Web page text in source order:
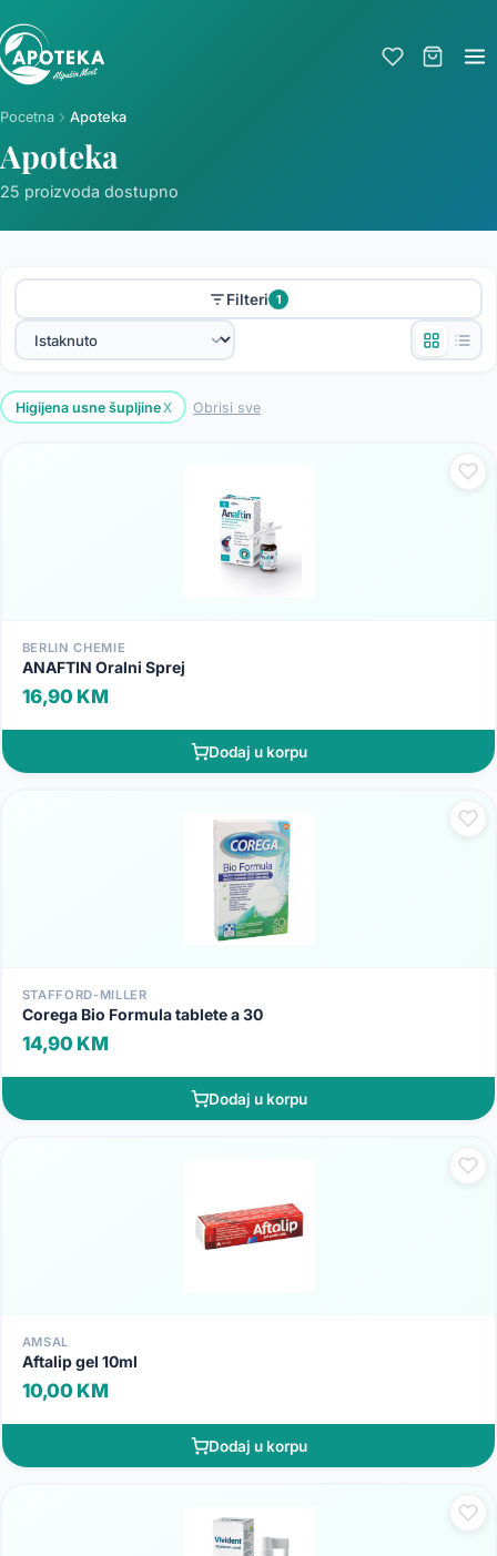
Pocetna Apoteka
Apoteka
25 proizvoda dostupno
Filteri 1
Higijena usne šupljinex Obrisi sve
BERLIN CHEMIE
ANAFTIN Oralni Sprej
16,90 KM
Dodaj u korpu
STAFFORD-MILLER
Corega Bio Formula tablete a 30
14,90 KM
Dodaj u korpu
AMSAL
Aftalip gel 10ml
10,00 KM
Dodaj u korpu